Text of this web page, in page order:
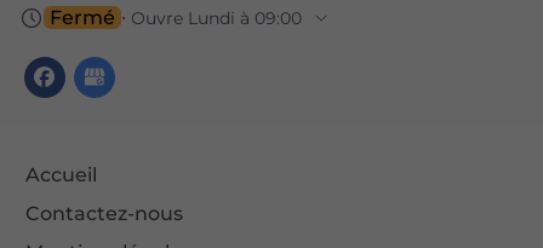
Fermé ⋅ Ouvre Lundi à 09:00
Accueil
Contactez-nous